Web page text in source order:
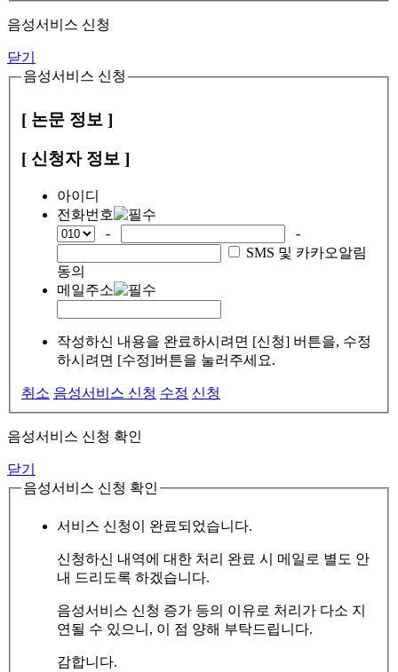
음성서비스 신청
닫기
음성서비스 신청
[ 논문 정보 ]
[ 신청자 정보 ]
아이디
전화번호
-
-
SMS 및 카카오알림
동의
메일주소
작성하신 내용을 완료하시려면 [신청] 버튼을, 수정
하시려면 [수정]버튼을 눌러주세요.
취소 음성서비스 신청 수정 신청
음성서비스 신청 확인
닫기
음성서비스 신청 확인
서비스 신청이 완료되었습니다.
신청하신 내역에 대한 처리 완료 시 메일로 별도 안
내 드리도록 하겠습니다.
음성서비스 신청 증가 등의 이유로 처리가 다소 지
연될 수 있으니, 이 점 양해 부탁드립니다.
감합니다.